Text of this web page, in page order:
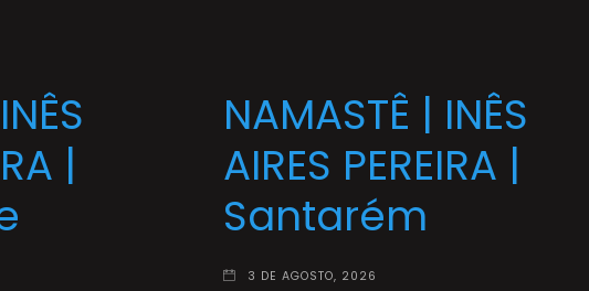
|
NAMASTÊ | INÊS
AIRES PEREIRA |
Santarém
3 DE AGOSTO, 2026